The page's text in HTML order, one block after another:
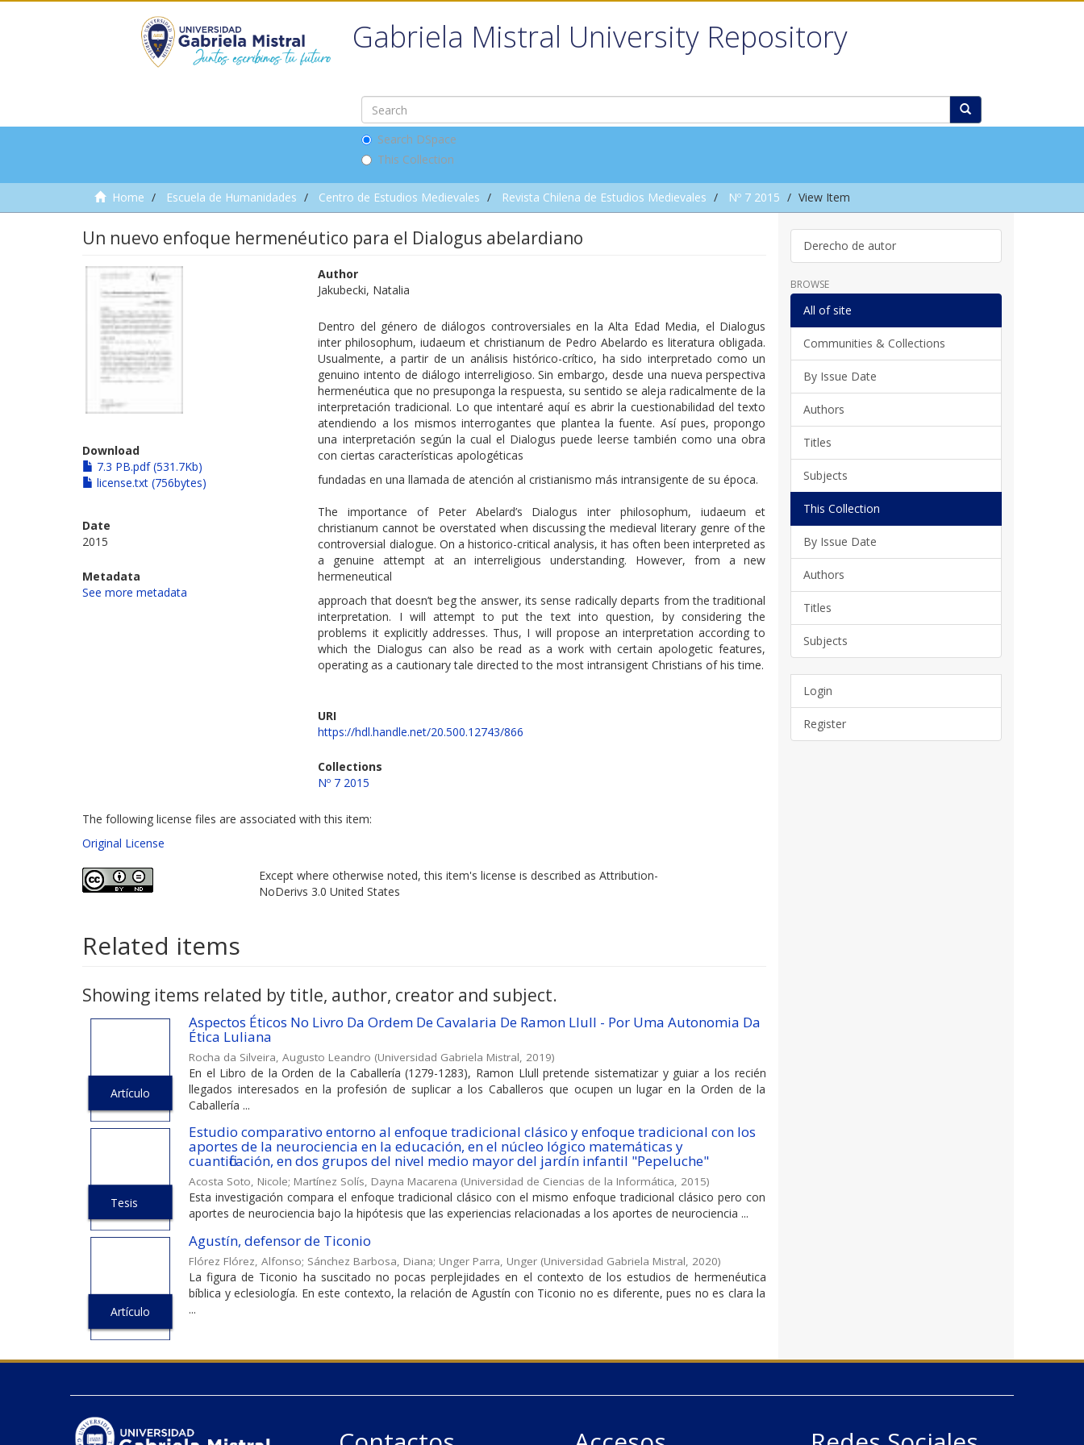
Gabriela Mistral University Repository
Search DSpace
This Collection
Home Escuela de Humanidades Centro de Estudios Medievales Revista Chilena de Estudios Medievales Nº 7 2015 View Item
Un nuevo enfoque hermenéutico para el Dialogus abelardiano
Download
7.3 PB.pdf (531.7Kb)
license.txt (756bytes)
Date
2015
Metadata
See more metadata
Author
Jakubecki, Natalia
Dentro del género de diálogos controversiales en la Alta Edad Media, el Dialogus
inter philosophum, iudaeum et christianum de Pedro Abelardo es literatura obligada.
Usualmente, a partir de un análisis histórico-crítico, ha sido interpretado como un
genuino intento de diálogo interreligioso. Sin embargo, desde una nueva perspectiva
hermenéutica que no presuponga la respuesta, su sentido se aleja radicalmente de la
interpretación tradicional. Lo que intentaré aquí es abrir la cuestionabilidad del texto
atendiendo a los mismos interrogantes que plantea la fuente. Así pues, propongo
una interpretación según la cual el Dialogus puede leerse también como una obra
con ciertas características apologéticas
fundadas en una llamada de atención al cristianismo más intransigente de su época.
The importance of Peter Abelard’s Dialogus inter philosophum, iudaeum et
christianum cannot be overstated when discussing the medieval literary genre of the
controversial dialogue. On a historico-critical analysis, it has often been interpreted as
a genuine attempt at an interreligious understanding. However, from a new
hermeneutical
approach that doesn’t beg the answer, its sense radically departs from the traditional
interpretation. I will attempt to put the text into question, by considering the
problems it explicitly addresses. Thus, I will propose an interpretation according to
which the Dialogus can also be read as a work with certain apologetic features,
operating as a cautionary tale directed to the most intransigent Christians of his time.
URI
https://hdl.handle.net/20.500.12743/866
Collections
Nº 7 2015
The following license files are associated with this item:
Original License
Except where otherwise noted, this item's license is described as Attribution-
NoDerivs 3.0 United States
Related items
Showing items related by title, author, creator and subject.
Artículo
Aspectos Éticos No Livro Da Ordem De Cavalaria De Ramon Llull - Por Uma Autonomia Da
Ética Luliana
Rocha da Silveira, Augusto Leandro (Universidad Gabriela Mistral, 2019)
En el Libro de la Orden de la Caballería (1279-1283), Ramon Llull pretende sistematizar y guiar a los recién
llegados interesados en la profesión de suplicar a los Caballeros que ocupen un lugar en la Orden de la
Caballería ...
Tesis
Estudio comparativo entorno al enfoque tradicional clásico y enfoque tradicional con los
aportes de la neurociencia en la educación, en el núcleo lógico matemáticas y
cuantificación, en dos grupos del nivel medio mayor del jardín infantil "Pepeluche"
Acosta Soto, Nicole; Martínez Solís, Dayna Macarena (Universidad de Ciencias de la Informática, 2015)
Esta investigación compara el enfoque tradicional clásico con el mismo enfoque tradicional clásico pero con
aportes de neurociencia bajo la hipótesis que las experiencias relacionadas a los aportes de neurociencia ...
Artículo
Agustín, defensor de Ticonio
Flórez Flórez, Alfonso; Sánchez Barbosa, Diana; Unger Parra, Unger (Universidad Gabriela Mistral, 2020)
La figura de Ticonio ha suscitado no pocas perplejidades en el contexto de los estudios de hermenéutica
bíblica y eclesiología. En este contexto, la relación de Agustín con Ticonio no es diferente, pues no es clara la
...
Derecho de autor
BROWSE
All of site
Communities & Collections
By Issue Date
Authors
Titles
Subjects
This Collection
By Issue Date
Authors
Titles
Subjects
Login
Register